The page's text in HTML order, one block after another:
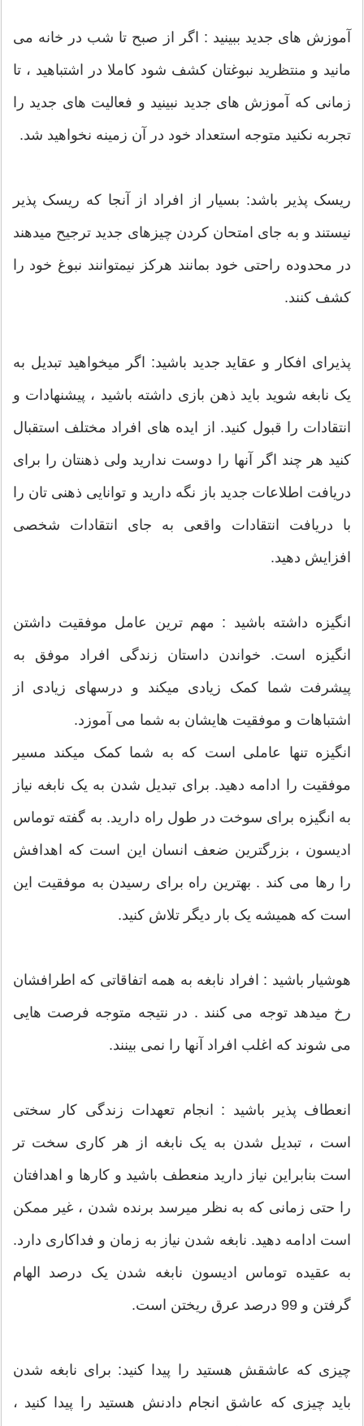
آموزش های جدید ببینید : اگر از صبح تا شب در خانه می
مانید و منتظرید نبوغتان کشف شود کاملا در اشتباهید ، تا
زمانی که آموزش های جدید نبینید و فعالیت های جدید را
تجربه نکنید متوجه استعداد خود در آن زمینه نخواهید شد.
ریسک پذیر باشد: بسیار از افراد از آنجا که ریسک پذیر
نیستند و به جای امتحان کردن چیزهای جدید ترجیح میدهند
در محدوده راحتی خود بمانند هرکز نیمتوانند نبوغ خود را
کشف کنند.
پذیرای افکار و عقاید جدید باشید: اگر میخواهید تبدیل به
یک نابغه شوید باید ذهن بازی داشته باشید ، پیشنهادات و
انتقادات را قبول کنید. از ایده های افراد مختلف استقبال
کنید هر چند اگر آنها را دوست ندارید ولی ذهنتان را برای
دریافت اطلاعات جدید باز نگه دارید و توانایی ذهنی تان را
با دریافت انتقادات واقعی به جای انتقادات شخصی
افزایش دهید.
انگیزه داشته باشید : مهم ترین عامل موفقیت داشتن
انگیزه است. خواندن داستان زندگی افراد موفق به
پیشرفت شما کمک زیادی میکند و درسهای زیادی از
اشتباهات و موفقیت هایشان به شما می آموزد.
انگیزه تنها عاملی است که به شما کمک میکند مسیر
موفقیت را ادامه دهید. برای تبدیل شدن به یک نابغه نیاز
به انگیزه برای سوخت در طول راه دارید. به گفته توماس
ادیسون ، بزرگترین ضعف انسان این است که اهدافش
را رها می کند . بهترین راه برای رسیدن به موفقیت این
است که همیشه یک بار دیگر تلاش کنید.
هوشیار باشید : افراد نابغه به همه اتفاقاتی که اطرافشان
رخ میدهد توجه می کنند . در نتیجه متوجه فرصت هایی
می شوند که اغلب افراد آنها را نمی بینند.
انعطاف پذیر باشید : انجام تعهدات زندگی کار سختی
است ، تبدیل شدن به یک نابغه از هر کاری سخت تر
است بنابراین نیاز دارید منعطف باشید و کارها و اهدافتان
را حتی زمانی که به نظر میرسد برنده شدن ، غیر ممکن
است ادامه دهید. نابغه شدن نیاز به زمان و فداکاری دارد.
به عقیده توماس ادیسون نابغه شدن یک درصد الهام
گرفتن و 99 درصد عرق ریختن است.
چیزی که عاشقش هستید را پیدا کنید: برای نابغه شدن
باید چیزی که عاشق انجام دادنش هستید را پیدا کنید ،